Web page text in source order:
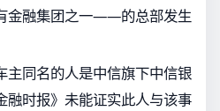
融集团之一——的总部发生
主同名的人是中信旗下中信银
融时报》未能证实此人与该事